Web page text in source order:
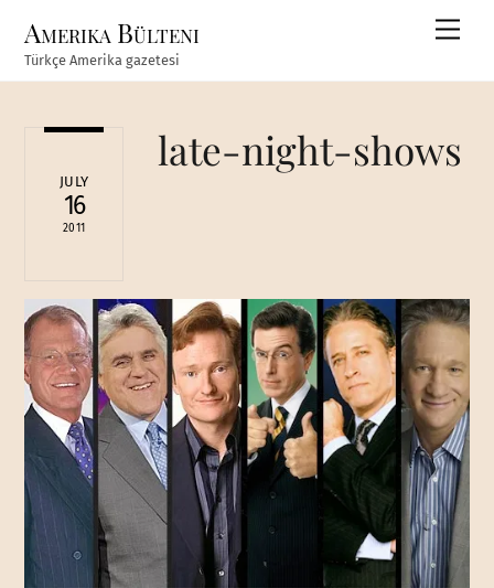
content
Amerika Bülteni
Türkçe Amerika gazetesi
JULY
16
2011
late-night-shows